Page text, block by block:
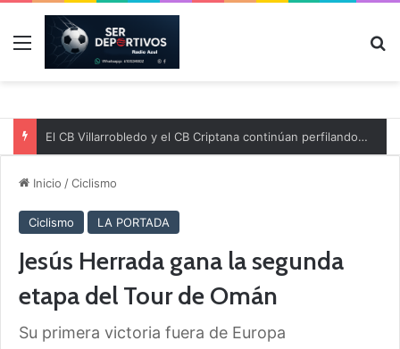
Menú
El CB Villarrobledo y el CB Criptana continúan perfilando sus plantillas
Inicio /Ciclismo
Ciclismo LA PORTADA
Jesús Herrada gana la segunda
etapa del Tour de Omán
Su primera victoria fuera de Europa